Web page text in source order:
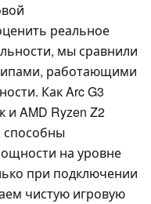
реальное
мы сравнили
работающими
Как Arc G3
и AMD Ryzen Z2
способны
на уровне
при подключении
чистую игровую